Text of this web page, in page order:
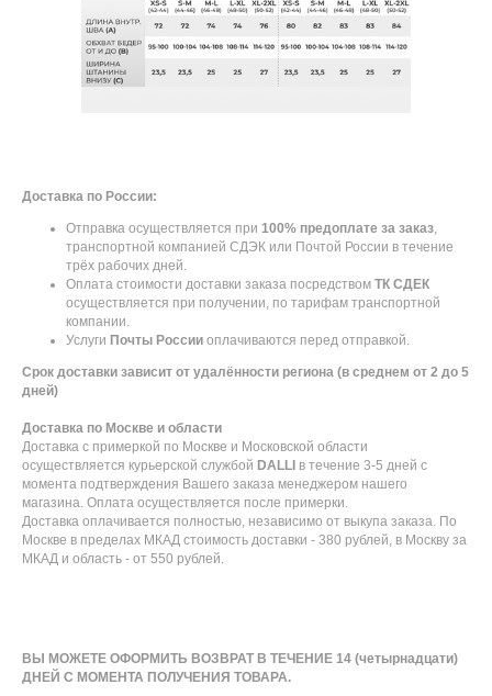
Доставка по России:
Отправка осуществляется при 100% предоплате за заказ,
транспортной компанией СДЭК или Почтой России в течение
трёх рабочих дней.
Оплата стоимости доставки заказа посредством ТК СДЕК
осуществляется при получении, по тарифам транспортной
компании.
Услуги Почты России оплачиваются перед отправкой.
Срок доставки зависит от удалённости региона (в среднем от 2 до 5
дней)
Доставка по Москве и области
Доставка с примеркой по Москве и Московской области
осуществляется курьерской службой DALLI в течение 3-5 дней с
момента подтверждения Вашего заказа менеджером нашего
магазина. Оплата осуществляется после примерки.
Доставка оплачивается полностью, независимо от выкупа заказа. По
Москве в пределах МКАД стоимость доставки - 380 рублей, в Москву за
МКАД и область - от 550 рублей.
ВЫ МОЖЕТЕ ОФОРМИТЬ ВОЗВРАТ В ТЕЧЕНИЕ 14 (четырнадцати)
ДНЕЙ С МОМЕНТА ПОЛУЧЕНИЯ ТОВАРА.